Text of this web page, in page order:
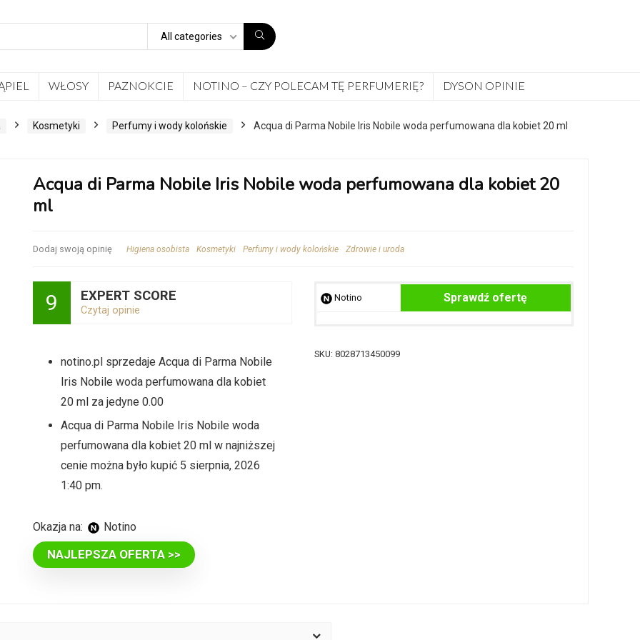
All categories
WŁOSY PAZNOKCIE NOTINO – CZY POLECAM TĘ PERFUMERIĘ? DYSON OPINIE
Kosmetyki Perfumy i wody kolońskie Acqua di Parma Nobile Iris Nobile woda perfumowana dla kobiet 20 ml
Acqua di Parma Nobile Iris Nobile woda perfumowana dla kobiet 20
ml
Dodaj swoją opinię Higiena osobista Kosmetyki Perfumy i wody kolońskie Zdrowie i uroda
9 EXPERT SCORE
Czytaj opinie
notino.pl sprzedaje Acqua di Parma Nobile
Iris Nobile woda perfumowana dla kobiet
20 ml za jedyne 0.00
Acqua di Parma Nobile Iris Nobile woda
perfumowana dla kobiet 20 ml w najniższej
cenie można było kupić 5 sierpnia, 2026
1:40 pm.
Okazja na: Notino
NAJLEPSZA OFERTA >>
Notino Sprawdź ofertę
SKU: 8028713450099